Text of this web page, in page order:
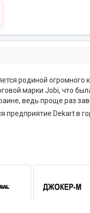
родиной огромного
марки Jobi, что
ведь проще раз
предприятие Dekart в